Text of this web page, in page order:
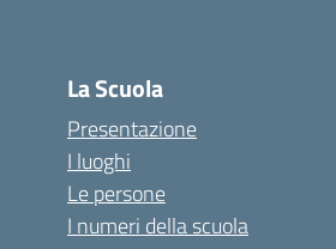
La Scuola
Presentazione
I luoghi
Le persone
I numeri della scuola